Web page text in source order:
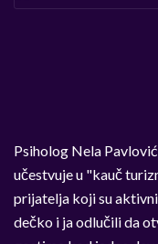
Psiholog Nela
učestvuje u "kauč
prijatelja koji su
dečko i ja odlučili da